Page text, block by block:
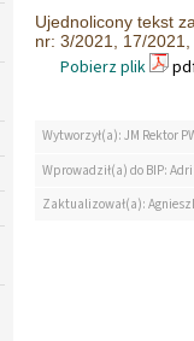
Ujednolicony tekst
nr: 3/2021, 17/
Pobierz plik
Wytworzył(a): JM Rektor
Wprowadził(a) do BIP:
Zaktualizował(a):